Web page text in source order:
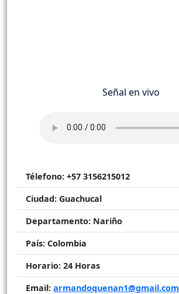
Señal en vivo
Télefono: +57 3156215012
Ciudad: Guachucal
Departamento: Nariño
País: Colombia
Horario: 24 Horas
Email: armandoquenan1@gmail.com